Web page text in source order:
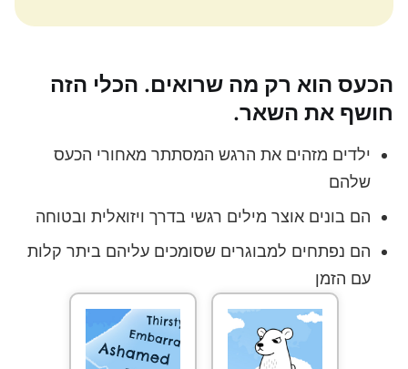
הכעס הוא רק מה שרואים. הכלי הזה
חושף את השאר.
ילדים מזהים את הרגש המסתתר מאחורי הכעס
שלהם
הם בונים אוצר מילים רגשי בדרך ויזואלית ובטוחה
הם נפתחים למבוגרים שסומכים עליהם ביתר קלות
עם הזמן